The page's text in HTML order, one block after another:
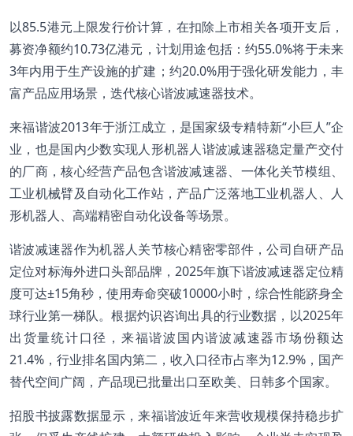
以85.5港元上限发行价计算，在扣除上市相关各项开支后，
募资净额约10.73亿港元，计划用途包括：约55.0%将于未来
3年内用于生产设施的扩建；约20.0%用于强化研发能力，丰
富产品应用场景，迭代核心谐波减速器技术。
来福谐波2013年于浙江成立，是国家级专精特新“小巨人”企
业，也是国内少数实现人形机器人谐波减速器稳定量产交付
的厂商，核心经营产品包含谐波减速器、一体化关节模组、
工业机械臂及自动化工作站，产品广泛落地工业机器人、人
形机器人、高端精密自动化设备等场景。
谐波减速器作为机器人关节核心精密零部件，公司自研产品
定位对标海外进口头部品牌，2025年旗下谐波减速器定位精
度可达±15角秒，使用寿命突破10000小时，综合性能跻身全
球行业第一梯队。根据灼识咨询出具的行业数据，以2025年
出货量统计口径，来福谐波国内谐波减速器市场份额达
21.4%，行业排名国内第二，收入口径市占率为12.9%，国产
替代空间广阔，产品现已批量出口至欧美、日韩多个国家。
招股书披露数据显示，来福谐波近年来营收规模保持稳步扩